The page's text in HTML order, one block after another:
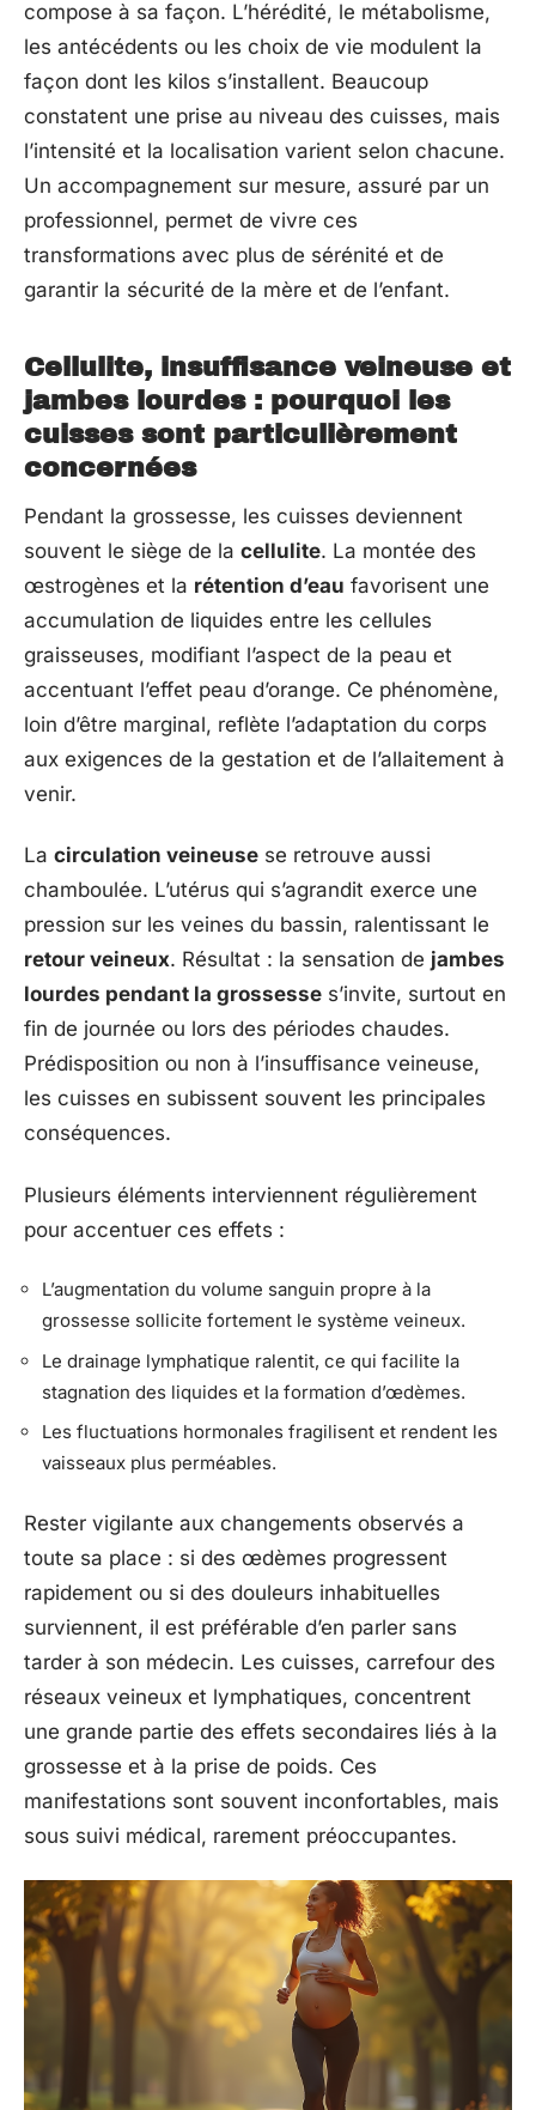
compose à sa façon. L’hérédité, le métabolisme,
les antécédents ou les choix de vie modulent la
façon dont les kilos s’installent. Beaucoup
constatent une prise au niveau des cuisses, mais
l’intensité et la localisation varient selon chacune.
Un accompagnement sur mesure, assuré par un
professionnel, permet de vivre ces
transformations avec plus de sérénité et de
garantir la sécurité de la mère et de l’enfant.
Cellulite, insuffisance veineuse et
jambes lourdes : pourquoi les
cuisses sont particulièrement
concernées
Pendant la grossesse, les cuisses deviennent
souvent le siège de la cellulite. La montée des
œstrogènes et la rétention d’eau favorisent une
accumulation de liquides entre les cellules
graisseuses, modifiant l’aspect de la peau et
accentuant l’effet peau d’orange. Ce phénomène,
loin d’être marginal, reflète l’adaptation du corps
aux exigences de la gestation et de l’allaitement à
venir.
La circulation veineuse se retrouve aussi
chamboulée. L’utérus qui s’agrandit exerce une
pression sur les veines du bassin, ralentissant le
retour veineux. Résultat : la sensation de jambes
lourdes pendant la grossesse s’invite, surtout en
fin de journée ou lors des périodes chaudes.
Prédisposition ou non à l’insuffisance veineuse,
les cuisses en subissent souvent les principales
conséquences.
Plusieurs éléments interviennent régulièrement
pour accentuer ces effets :
L’augmentation du volume sanguin propre à la
grossesse sollicite fortement le système veineux.
Le drainage lymphatique ralentit, ce qui facilite la
stagnation des liquides et la formation d’œdèmes.
Les fluctuations hormonales fragilisent et rendent les
vaisseaux plus perméables.
Rester vigilante aux changements observés a
toute sa place : si des œdèmes progressent
rapidement ou si des douleurs inhabituelles
surviennent, il est préférable d’en parler sans
tarder à son médecin. Les cuisses, carrefour des
réseaux veineux et lymphatiques, concentrent
une grande partie des effets secondaires liés à la
grossesse et à la prise de poids. Ces
manifestations sont souvent inconfortables, mais
sous suivi médical, rarement préoccupantes.